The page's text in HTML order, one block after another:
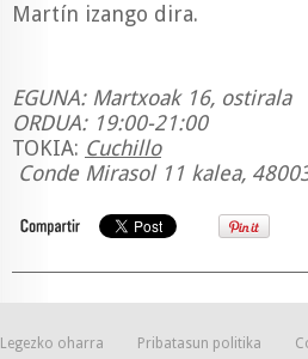
Martín izango dira.
EGUNA: Martxoak 16, ostirala
ORDUA: 19:00-21:00
TOKIA: Cuchillo
Conde Mirasol 11 kalea,
Legezko oharra Pribatasun politika